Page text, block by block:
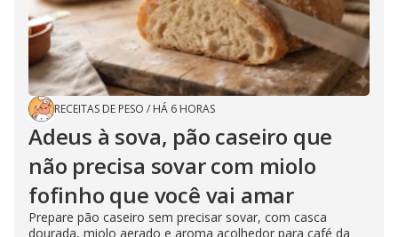
RECEITAS DE PESO / HÁ 6 HORAS
Adeus à sova, pão caseiro que
não precisa sovar com miolo
fofinho que você vai amar
Prepare pão caseiro sem precisar sovar, com casca
dourada, miolo aerado e aroma acolhedor para café da